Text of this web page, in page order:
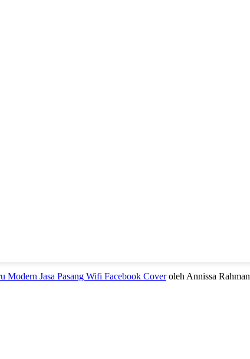
Modern Jasa Pasang Wifi Facebook Coveroleh Annissa Rahman